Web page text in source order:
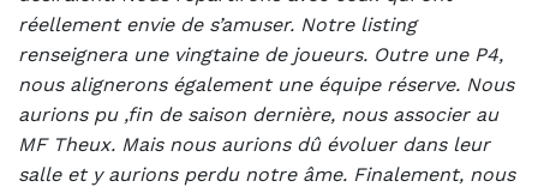
réellement envie de s’amuser. Notre listing
renseignera une vingtaine de joueurs. Outre une P4,
nous alignerons également une équipe réserve. Nous
aurions pu ,fin de saison dernière, nous associer au
MF Theux. Mais nous aurions dû évoluer dans leur
salle et y aurions perdu notre âme. Finalement, nous